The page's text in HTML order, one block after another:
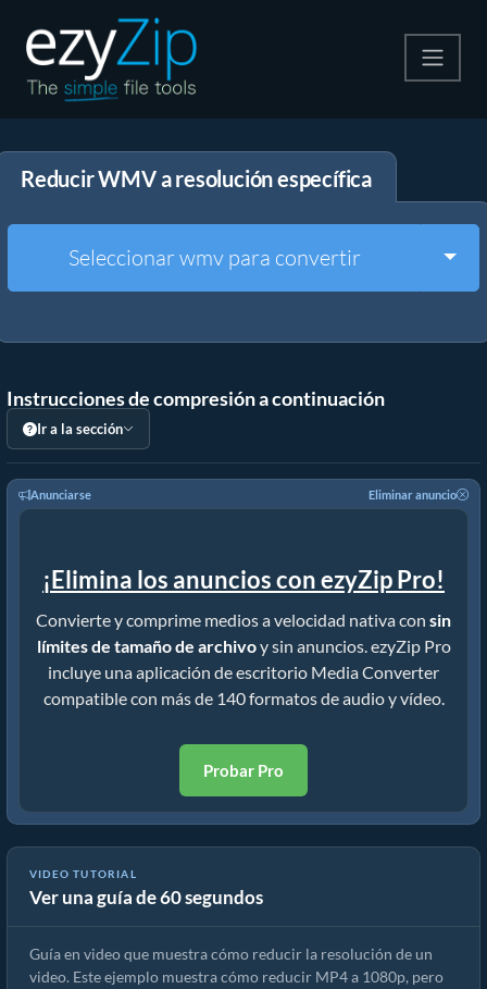
Descomprime
Otras herramientas
Reducir WMV a resolución específica
Seleccionar wmv para convertir
Instrucciones de compresión a continuación
Ir a la sección
Anunciarse Eliminar anuncio
¡Elimina los anuncios con ezyZip Pro!
Convierte y comprime medios a velocidad nativa con sin
límites de tamaño de archivoy sin anuncios. ezyZip Pro
incluye una aplicación de escritorio Media Converter
compatible con más de 140 formatos de audio y vídeo.
Probar Pro
VIDEO TUTORIAL
Ver una guía de 60 segundos
Cómo reducir la resolución de wmv (Guía sencilla)
Guía en video que muestra cómo reducir la resolución de un
video. Este ejemplo muestra cómo reducir MP4 a 1080p, pero